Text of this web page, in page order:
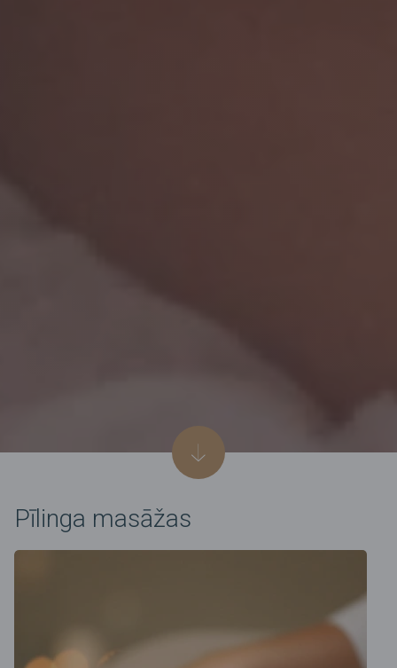
Pīlinga masāžas